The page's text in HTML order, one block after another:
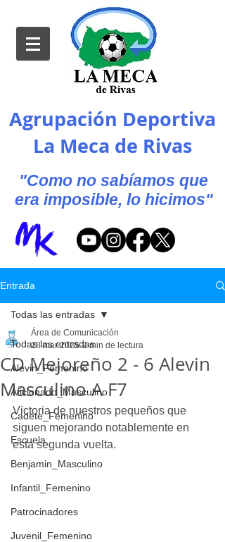
Agrupación Deportiva
La Meca de Rivas
"Como no sabíamos que
era imposible, lo hicimos"
Entrada
Todas las entradas
Alevin_Femenino
Aficionado_Masculino
Cadete_Femenino
Escuela
Benjamin_Masculino
Infantil_Femenino
Patrocinadores
Juvenil_Femenino
Todas las entradas
CD Mejoreño 2 - 6 Alevin
Masculino A F7
Área de Comunicación
28 mar 2025 2 min de lectura
Victoria de nuestros pequeños que
siguen mejorando notablemente en
esta segunda vuelta.